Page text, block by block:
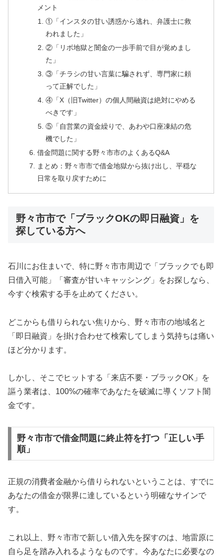
メント
①「インスタの甘い誘惑から逃れ、弁護士に救
われました」
②「リボ地獄と闇金の一歩手前で目が覚めまし
た」
③「チラシの甘い言葉に騙されず、専門家に頼
って正解でした」
④「X（旧Twitter）の個人間融資は絶対にやめる
べきです」
⑤「自営業の資金繰りで、あわや口座凍結の危
機でした」
借金問題に関する野々市市のよくあるQ&A
まとめ：野々市市で借金地獄から抜け出し、平穏な
日常を取り戻すために
野々市市で「ブラックOKの即日融資」を
探している方へ
石川にお住まいで、特に野々市市周辺で「ブラックでも即
日借入可能」「審査が甘いキャッシング」をお探しなら、
今すぐ検索する手を止めてください。
どこからも借りられない焦りから、野々市市の地域名と
「即日融資」を掛け合わせて検索してしまう気持ちは痛い
ほど分かります。
しかし、そこでヒットする「来店不要・ブラックOK」を
謳う業者は、100%の確率であなたを破滅に導くソフト闇
金です。
野々市市で借金問題に終止符を打つ「正しい手
順」
正規の消費者金融から借りられないということは、すでに
あなたの借金が限界に達しているという明確なサインで
す。
これ以上、野々市市で新しい借入先を探すのは、地雷原に
自ら足を踏み入れるようなものです。今あなたに必要なの